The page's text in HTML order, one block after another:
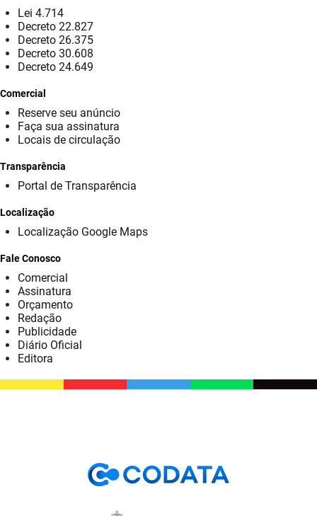
Lei 4.714
Decreto 22.827
Decreto 26.375
Decreto 30.608
Decreto 24.649
Comercial
Reserve seu anúncio
Faça sua assinatura
Locais de circulação
Transparência
Portal de Transparência
Localização
Localização Google Maps
Fale Conosco
Comercial
Assinatura
Orçamento
Redação
Publicidade
Diário Oficial
Editora